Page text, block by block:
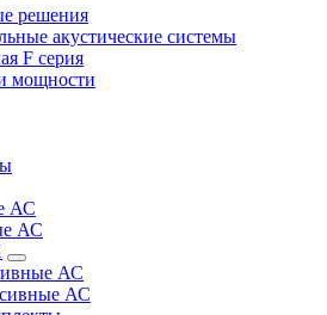
решения
акустические системы
F серия
мощности
АС
АС
АС
АС